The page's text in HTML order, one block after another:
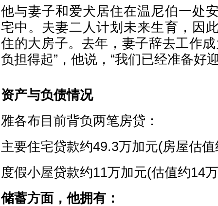
他与妻子和爱犬居住在温尼伯一处
宅中。夫妻二人计划未来生育，因
住的大房子。去年，妻子辞去工作
负担得起”，他说，“我们已经准备好
资产与负债情况
雅各布目前背负两笔房贷：
主要住宅贷款约49.3万加元(房屋估
度假小屋贷款约11万加元(估值约14
储蓄方面，他拥有：